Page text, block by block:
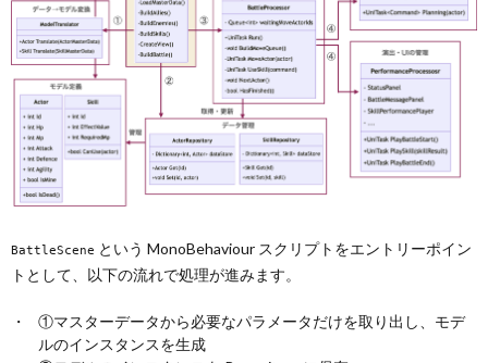
BattleScene という MonoBehaviour スクリプトをエントリーポイン
トとして、以下の流れで処理が進みます。
①マスターデータから必要なパラメータだけを取り出し、モデ
ルのインスタンスを生成